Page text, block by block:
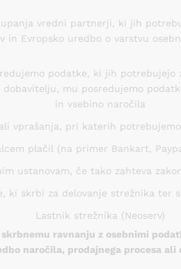
vredni partnerji, ki jih
in Evropsko uredbo o varstvu
podatke, ki jih potrebujejo
mu posredujemo
in vsebino naročila
vprašanja, pri katerih
plačil (na primer Bankart,
ustanovam, če tako zahteva
ki skrbi za delovanje strežnika ter
Lastnik strežnika (Neoserv)
ravnanju z osebnimi
naročila, prodajnega procesa